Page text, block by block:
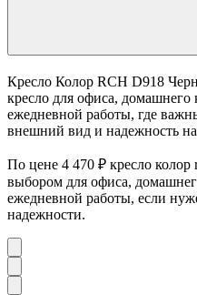
Кресло Колор RCH D918
кресло для офиса, домашнего
ежедневной работы, где
внешний вид и надежность
По цене 4 470 ₽ кресло
выбором для офиса,
ежедневной работы, если
надежности.